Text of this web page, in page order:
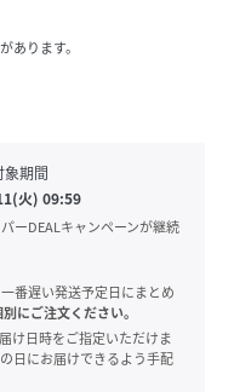
あります。
期間
火) 09:59
ーDEALキャンペーンが継続
番遅い発送予定日にまとめ
にご注文ください。
け日時をご指定いただけま
日にお届けできるよう手配